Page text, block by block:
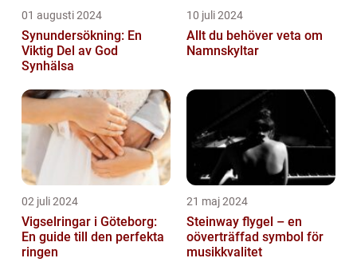
01 augusti 2024
Synundersökning: En
Viktig Del av God
Synhälsa
10 juli 2024
Allt du behöver veta om
Namnskyltar
02 juli 2024
Vigselringar i Göteborg:
En guide till den perfekta
ringen
21 maj 2024
Steinway flygel – en
oöverträffad symbol för
musikkvalitet